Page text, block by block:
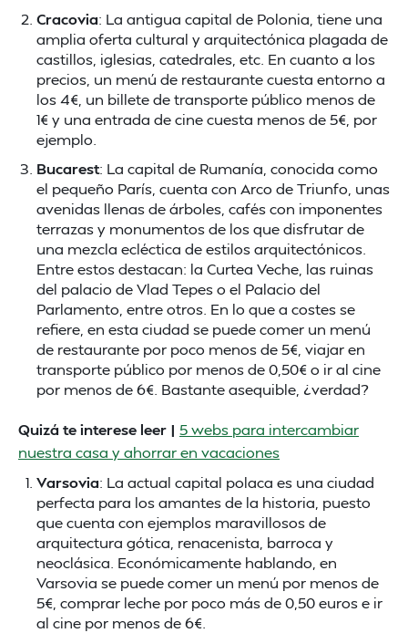
Cracovia: La antigua capital de Polonia, tiene una
amplia oferta cultural y arquitectónica plagada de
castillos, iglesias, catedrales, etc. En cuanto a los
precios, un menú de restaurante cuesta entorno a
los 4€, un billete de transporte público menos de
1€ y una entrada de cine cuesta menos de 5€, por
ejemplo.
Bucarest: La capital de Rumanía, conocida como
el pequeño París, cuenta con Arco de Triunfo, unas
avenidas llenas de árboles, cafés con imponentes
terrazas y monumentos de los que disfrutar de
una mezcla ecléctica de estilos arquitectónicos.
Entre estos destacan: la Curtea Veche, las ruinas
del palacio de Vlad Tepes o el Palacio del
Parlamento, entre otros. En lo que a costes se
refiere, en esta ciudad se puede comer un menú
de restaurante por poco menos de 5€, viajar en
transporte público por menos de 0,50€ o ir al cine
por menos de 6€. Bastante asequible, ¿verdad?
Quizá te interese leer | 5 webs para intercambiar
nuestra casa y ahorrar en vacaciones
Varsovia: La actual capital polaca es una ciudad
perfecta para los amantes de la historia, puesto
que cuenta con ejemplos maravillosos de
arquitectura gótica, renacenista, barroca y
neoclásica. Económicamente hablando, en
Varsovia se puede comer un menú por menos de
5€, comprar leche por poco más de 0,50 euros e ir
al cine por menos de 6€.